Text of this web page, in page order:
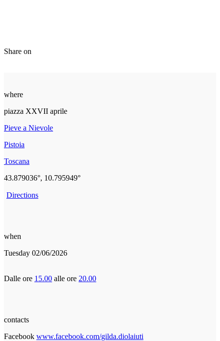
Share on
where
piazza XXVII aprile
Pieve a Nievole
Pistoia
Toscana
43.879036°, 10.795949°
Directions
when
Tuesday 02/06/2026
Dalle ore 15.00 alle ore 20.00
contacts
Facebook www.facebook.com/gilda.diolaiuti